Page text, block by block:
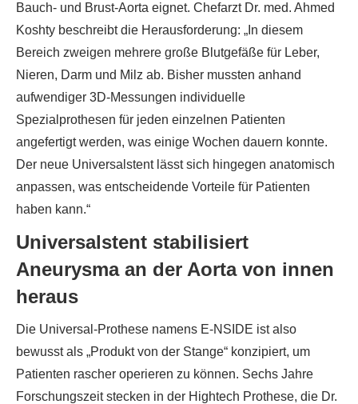
Bauch- und Brust-Aorta eignet. Chefarzt Dr. med. Ahmed
Koshty beschreibt die Herausforderung: „In diesem
Bereich zweigen mehrere große Blutgefäße für Leber,
Nieren, Darm und Milz ab. Bisher mussten anhand
aufwendiger 3D-Messungen individuelle
Spezialprothesen für jeden einzelnen Patienten
angefertigt werden, was einige Wochen dauern konnte.
Der neue Universalstent lässt sich hingegen anatomisch
anpassen, was entscheidende Vorteile für Patienten
haben kann.“
Universalstent stabilisiert
Aneurysma an der Aorta von innen
heraus
Die Universal-Prothese namens E-NSIDE ist also
bewusst als „Produkt von der Stange“ konzipiert, um
Patienten rascher operieren zu können. Sechs Jahre
Forschungszeit stecken in der Hightech Prothese, die Dr.